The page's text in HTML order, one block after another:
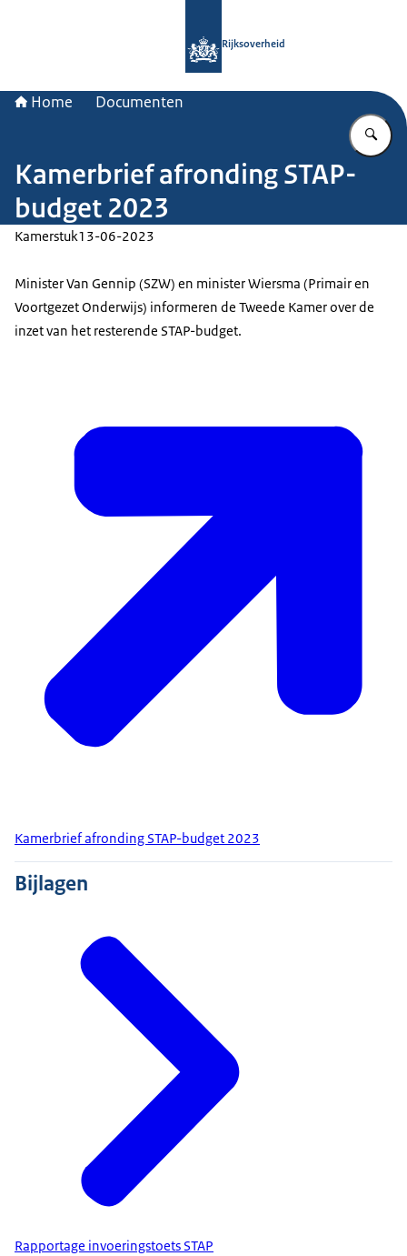
Rijksoverheid
Home Documenten
Kamerbrief afronding STAP-
budget 2023
Kamerstuk13-06-2023
Minister Van Gennip (SZW) en minister Wiersma (Primair en
Voortgezet Onderwijs) informeren de Tweede Kamer over de
inzet van het resterende STAP-budget.
Kamerbrief afronding STAP-budget 2023
Bijlagen
Rapportage invoeringstoets STAP